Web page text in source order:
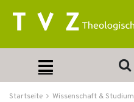
Startseite Wissenschaft & Studium